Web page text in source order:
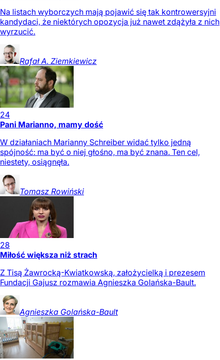
Na listach wyborczych mają pojawić się tak kontrowersyjni
kandydaci, że niektórych opozycja już nawet zdążyła z nich
wyrzucić.
Rafał A. Ziemkiewicz
24
Pani Marianno, mamy dość
W działaniach Marianny Schreiber widać tylko jedną
spójność: ma być o niej głośno, ma być znana. Ten cel,
niestety, osiągnęła.
Tomasz Rowiński
28
Miłość większa niż strach
Z Tisą Żawrocką-Kwiatkowską, założycielką i prezesem
Fundacji Gajusz rozmawia Agnieszka Golańska-Bault.
Agnieszka Golańska-Bault